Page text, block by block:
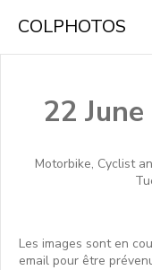
COLPHOTOS
22
Motorbike, Cyclist
Les images sont en
email pour être